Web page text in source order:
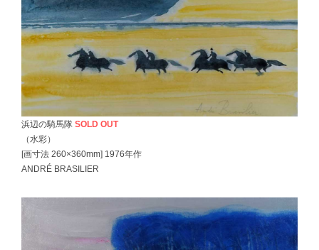
浜辺の騎馬隊 SOLD OUT
（水彩）
[画寸法 260×360mm] 1976年作
ANDRÉ BRASILIER